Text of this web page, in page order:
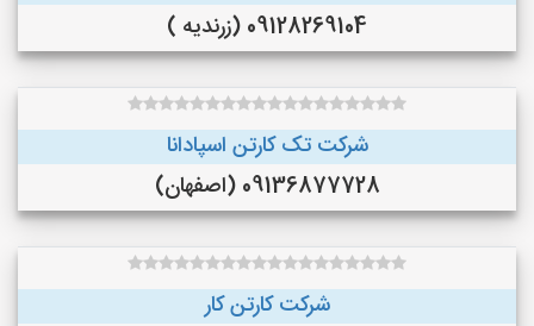
09128269104 (زرندیه )
شرکت تک کارتن اسپادانا
09136877728 (اصفهان)
شرکت کارتن کار